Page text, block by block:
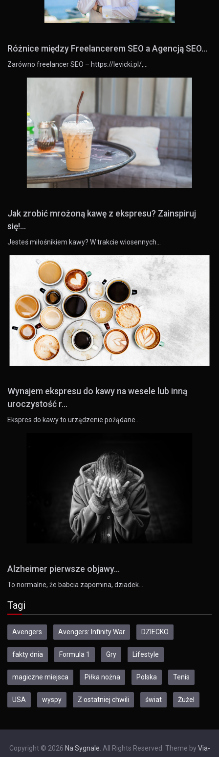
Różnice między Freelancerem SEO a Agencją SEO...
Zarówno freelancer SEO – https://levicki.pl/,…
Jak zrobić mrożoną kawę z ekspresu? Zainspiruj
się!...
Jesteś miłośnikiem kawy? W trakcie wiosennych…
Wynajem ekspresu do kawy na wesele lub inną
uroczystość r...
Ekspres do kawy to urządzenie pożądane…
Alzheimer pierwsze objawy...
To normalne, że babcia zapomina, dziadek…
Tagi
Avengers Avengers: Infinity War DZIECKO
fakty dnia Formula 1 Gry Lifestyle
magiczne miejsca Piłka nożna Polska Tenis
USA wyspy Z ostatniej chwili świat Żużel
Copyright © 2026 Na Sygnale . All Rights Reserved. Theme by Via-